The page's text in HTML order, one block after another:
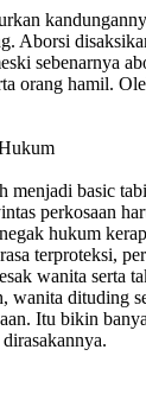
Aborsi
sebenarnya
orang hamil.
menjadi basic
perkosaan
hukum
terproteksi,
wanita serta
wanita dituding
Itu bikin